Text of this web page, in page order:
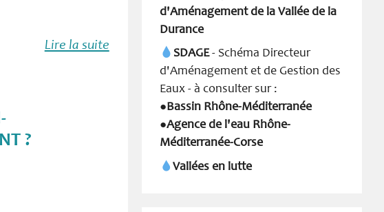
Lire la suite
?
d'Aménagement de la Vallée de la
Durance
SDAGE- Schéma Directeur
d'Aménagement et de Gestion des
Eaux - à consulter sur :
●Bassin Rhône-Méditerranée
●Agence de l'eau Rhône-
Méditerranée-Corse
Vallées en lutte